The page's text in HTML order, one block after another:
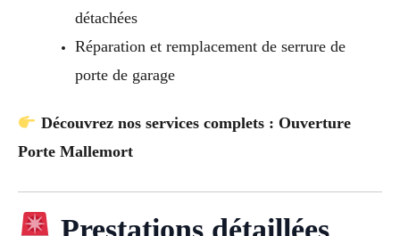
détachées
Réparation et remplacement de serrure de
porte de garage
Découvrez nos services complets : Ouverture
Porte Mallemort
Prestations détaillées